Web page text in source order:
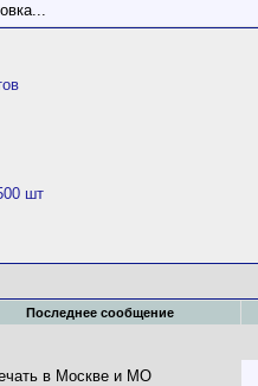
шт
Последнее сообщение
в Москве и МО